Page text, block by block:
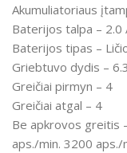
Akumuliatoriaus
Baterijos talpa – 2.0
Baterijos tipas –
Griebtuvo dydis –
Greičiai pirmyn – 4
Greičiai atgal – 4
Be apkrovos greitis
aps./min. 3200 aps./